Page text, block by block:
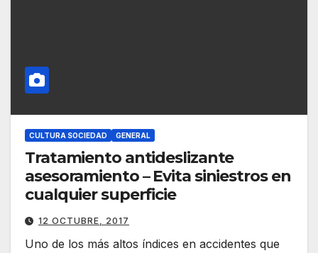
CULTURA SOCIEDAD GENERAL
Tratamiento antideslizante
asesoramiento – Evita siniestros en
cualquier superficie
12 OCTUBRE, 2017
Uno de los más altos índices en accidentes que